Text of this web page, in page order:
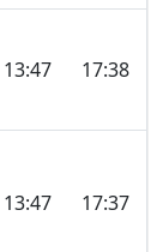
13:47 17:38
13:47 17:37